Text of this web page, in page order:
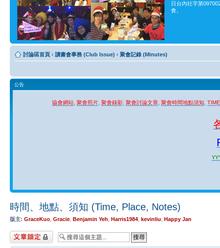
日台內社字第
會。
討論區首頁 ‹ 讀書會事務 (Club Issue) ‹ 聚會記錄 (Minutes)
公告
協會網站 聚會照片 聚會錄影 聚會討論文章 聚會時間地點須知
時間、地點、須知 (Time, Place, Notes)
版主: GraceKuo Gracie Benjamin Yeh Harris1984 kevinliu Happy Jan
主題已鎖定